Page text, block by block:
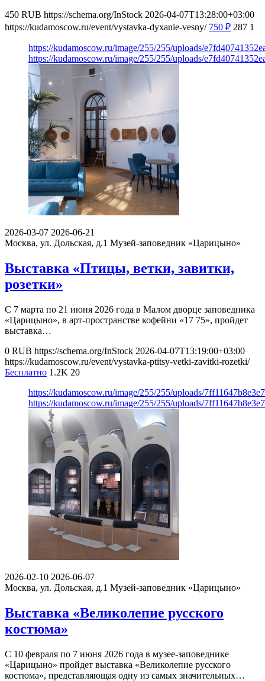
450 RUB https://schema.org/InStock 2026-04-07T13:28:00+03:00
https://kudamoscow.ru/event/vystavka-dyxanie-vesny/ 750 ₽ 287 1
https://kudamoscow.ru/image/255/255/uploads/
https://kudamoscow.ru/image/255/255/uploads/
2026-03-07 2026-06-21
Москва, ул. Дольская, д.1 Музей-заповедник «Царицыно»
Выставка «Птицы, ветки, завитки,
розетки»
С 7 марта по 21 июня 2026 года в Малом дворце заповедника
«Царицыно», в арт-пространстве кофейни «17 75», пройдет
выставка…
0 RUB https://schema.org/InStock 2026-04-07T13:19:00+03:00
https://kudamoscow.ru/event/vystavka-ptitsy-vetki-zavitki-rozetki/
Бесплатно 1.2K 20
https://kudamoscow.ru/image/255/255/uploads/
https://kudamoscow.ru/image/255/255/uploads/
2026-02-10 2026-06-07
Москва, ул. Дольская, д.1 Музей-заповедник «Царицыно»
Выставка «Великолепие русского
костюма»
С 10 февраля по 7 июня 2026 года в музее-заповеднике
«Царицыно» пройдет выставка «Великолепие русского
костюма», представляющая одну из самых значительных…